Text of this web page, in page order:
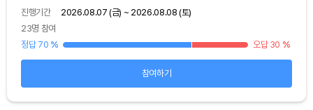
진행기간
2026.08.07 (금) ~ 2026.08.08 (토)
23명 참여
정답 70 % 오답 30 %
참여하기